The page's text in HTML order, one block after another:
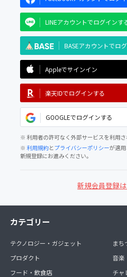
LINEアカウントでログインす
BASEアカウントでロ
Appleでサインイン
楽天IDでログインする
GOOGLEでログインする
※ 利用者の許可なく外部サービスを利用
※利用規約とプライバシーポリシーが適用
新規登録にお進みください。
新規会員登録
カテゴリー
テクノロジー・ガジェット
プロダクト
フード・飲食店
まち
音楽
チャ